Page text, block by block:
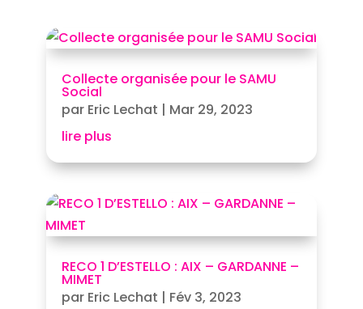
Collecte organisée pour le SAMU
Social
par Eric Lechat | Mar 29, 2023
lire plus
RECO 1 D’ESTELLO : AIX – GARDANNE –
MIMET
par Eric Lechat | Fév 3, 2023